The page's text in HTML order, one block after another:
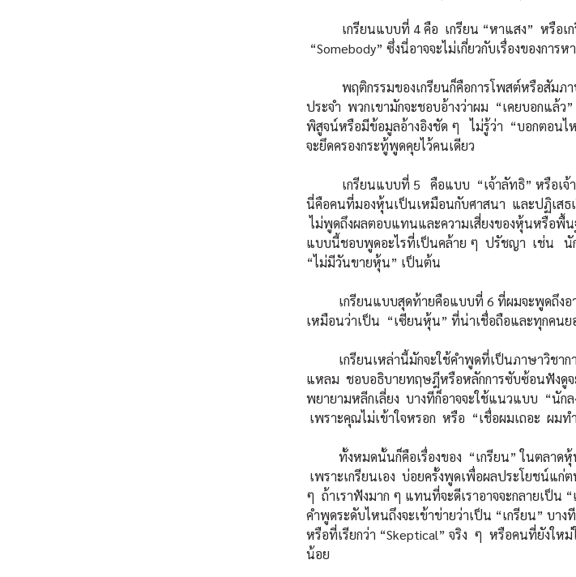
เกรียนแบบที่ 4 คือ เกรียน “หาแสง” หรือเกรี
“Somebody” ซึ่งนี่อาจจะไม่เกี่ยวกับเรื่องของการ
พฤติกรรมของเกรียนก็คือการโพสต์หรือสัมภา
ประจำ พวกเขามักจะชอบอ้างว่าผม “เคยบอกแล้
พิสูจน์หรือมีข้อมูลอ้างอิงชัด ๆ ไม่รู้ว่า “บอกตอน
จะยึดครองกระทู้พูดคุยไว้คนเดียว
เกรียนแบบที่ 5 คือแบบ “เจ้าลัทธิ” หรือเจ้า
นี่คือคนที่มองหุ้นเป็นเหมือนกับศาสนา และปฏิเสธ
ไม่พูดถึงผลตอบแทนและความเสี่ยงของหุ้นหรือพื้น
แบบนี้ชอบพูดอะไรที่เป็นคล้าย ๆ ปรัชญา เช่น นั
“ไม่มีวันขายหุ้น” เป็นต้น
เกรียนแบบสุดท้ายคือแบบที่ 6 ที่ผมจะพูดถึงอา
เหมือนว่าเป็น “เซียนหุ้น” ที่น่าเชื่อถือและทุกคนย
เกรียนเหล่านี้มักจะใช้คำพูดที่เป็นภาษาวิชาก
แหลม ชอบอธิบายทฤษฎีหรือหลักการซับซ้อนฟังดูจ
พยายามหลีกเลี่ยง บางทีก็อาจจะใช้แนวแบบ “นัก
เพราะคุณไม่เข้าใจหรอก หรือ “เชื่อผมเถอะ ผ
ทั้งหมดนั้นก็คือเรื่องของ “เกรียน” ในตลาดหุ้น
เพราะเกรียนเอง บ่อยครั้งพูดเพื่อผลประโยชน์แก่
ๆ ถ้าเราฟังมาก ๆ แทนที่จะดีเราอาจจะกลายเป็น
คำพูดระดับไหนถึงจะเข้าข่ายว่าเป็น “เกรียน” บา
หรือที่เรียกว่า “Skeptical” จริง ๆ หรือคนที่ยังให
น้อย